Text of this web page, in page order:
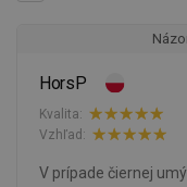
HorsP
Kvalita:
Vzhľad:
V prípade čiernej